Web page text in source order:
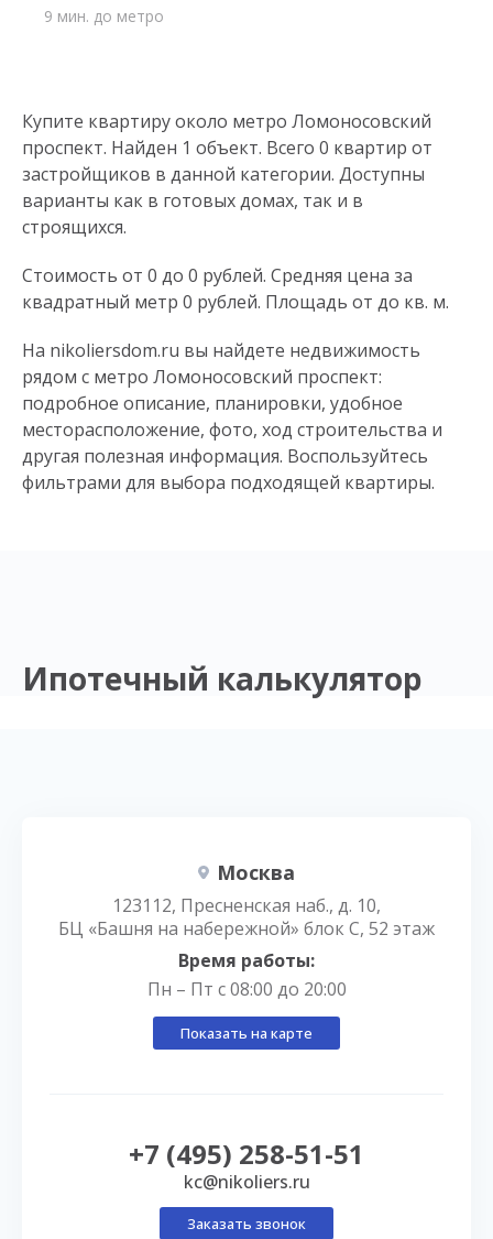
9 мин. до метро
Купите квартиру около метро Ломоносовский
проспект. Найден 1 объект. Всего 0 квартир от
застройщиков в данной категории. Доступны
варианты как в готовых домах, так и в
строящихся.
Стоимость от 0 до 0 рублей. Средняя цена за
квадратный метр 0 рублей. Площадь от до кв. м.
На nikoliersdom.ru вы найдете недвижимость
рядом с метро Ломоносовский проспект:
подробное описание, планировки, удобное
месторасположение, фото, ход строительства и
другая полезная информация. Воспользуйтесь
фильтрами для выбора подходящей квартиры.
Ипотечный калькулятор
Москва
123112, Пресненская наб., д. 10,
БЦ «Башня на набережной» блок С, 52 этаж
Время работы:
Пн – Пт с 08:00 до 20:00
Показать на карте
+7 (495) 258-51-51
kc@nikoliers.ru
Заказать звонок